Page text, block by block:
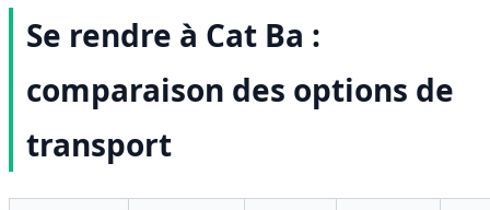
Se rendre à Cat Ba :
comparaison des options de
transport